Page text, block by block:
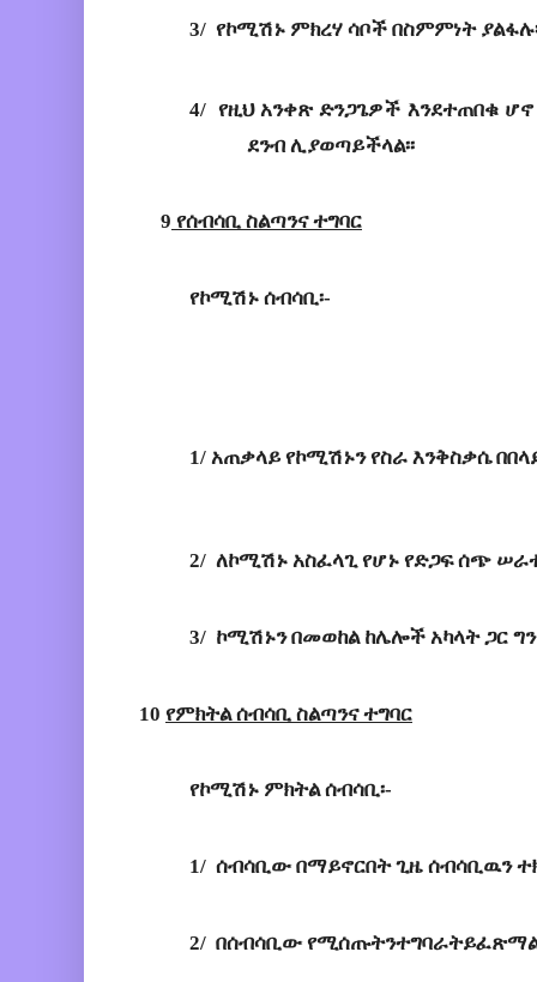
3/ የኮሚሽኑ ምክረሃ ሳቦች በስምምነት ያልፋሉ
4/ የዚህ አንቀጽ ድንጋጌዎች እንደተጠበቁ ሆኖ
ደንብ ሊያወጣይችላል፡፡
9 የሰብሳቢ ስልጣንና ተግባር
የኮሚሽኑ ሰብሳቢ፡-
1/ አጠቃላይ የኮሚሽኑን የስራ እንቅስቃሴ
2/ ለኮሚሽኑ አስፈላጊ የሆኑ የድጋፍ ሰጭ
3/ ኮሚሽኑን በመወከል ከሌሎች አካላት ጋር
10 የምክትል ሰብሳቢ ስልጣንና ተግባር
የኮሚሽኑ ምክትል ሰብሳቢ፡-
1/ ሰብሳቢው በማይኖርበት ጊዜ ሰብሳቢዉን
2/ በሰብሳቢው